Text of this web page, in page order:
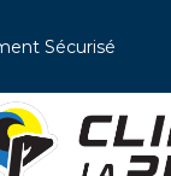
Sécurisé